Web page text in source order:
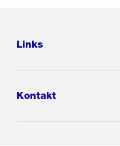
Links
Kontakt